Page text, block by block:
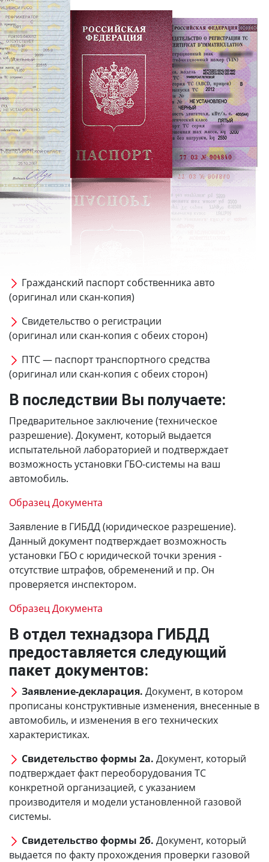
Гражданский паспорт собственника авто
(оригинал или скан-копия)
Свидетельство о регистрации
(оригинал или скан-копия с обеих сторон)
ПТС — паспорт транспортного средства
(оригинал или скан-копия с обеих сторон)
В последствии Вы получаете:
Предварительное заключение (техническое
разрешение). Документ, который выдается
испытательной лабораторией и подтверждает
возможность установки ГБО-системы на ваш
автомобиль.
Образец Документа
Заявление в ГИБДД (юридическое разрешение).
Данный документ подтверждает возможность
установки ГБО с юридической точки зрения -
отсутствие штрафов, обременений и пр. Он
проверяется инспектором.
Образец Документа
В отдел технадзора ГИБДД
предоставляется следующий
пакет документов:
Заявление-декларация. Документ, в котором
прописаны конструктивные изменения, внесенные в
автомобиль, и изменения в его технических
характеристиках.
Свидетельство формы 2а. Документ, который
подтверждает факт переоборудования ТС
конкретной организацией, с указанием
производителя и модели установленной газовой
системы.
Свидетельство формы 2б. Документ, который
выдается по факту прохождения проверки газовой